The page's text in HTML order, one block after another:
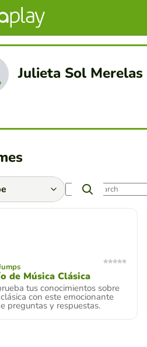
Julieta Sol Merelas
de Música Clásica
tus conocimientos sobre
con este emocionante
preguntas y respuestas.